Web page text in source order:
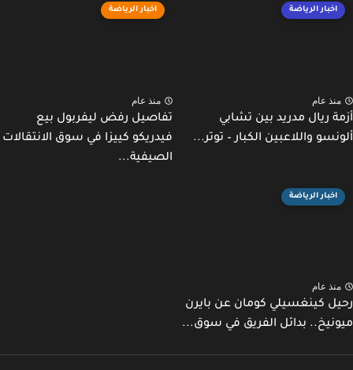
اخبار الرياضة
عام
ريال مدريد بين تشابي
واللاعبين الكبار – توتر...
اخبار الرياضة
منذ عام
تفاصيل رفض ليفربول بيع
فيدريكو كييزا في سوق الانتقالات
الصيفية...
اخبار الرياضة
عام
كينغسيلي كومان عن بايرن
بدائل الفريق في سوق...